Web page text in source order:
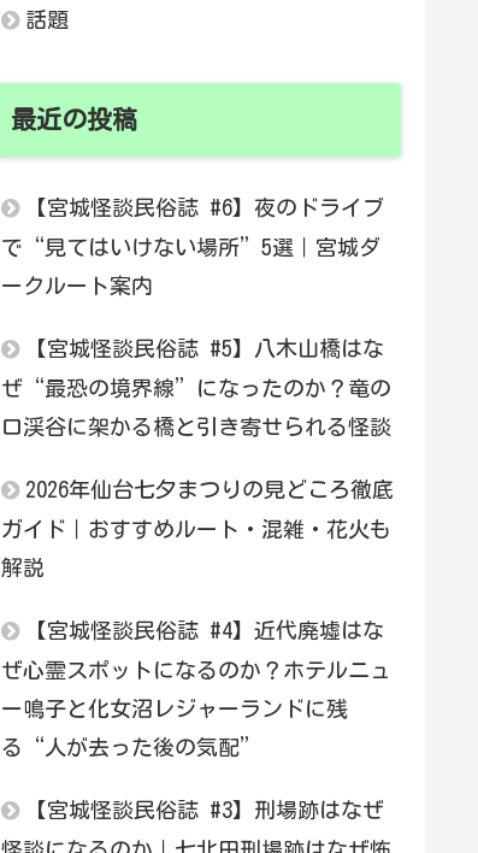
話題
最近の投稿
【宮城怪談民俗誌 #6】夜のドライブ
で“見てはいけない場所”5選｜宮城ダ
ークルート案内
【宮城怪談民俗誌 #5】八木山橋はな
ぜ“最恐の境界線”になったのか？竜の
口渓谷に架かる橋と引き寄せられる怪談
2026年仙台七夕まつりの見どころ徹底
ガイド｜おすすめルート・混雑・花火も
解説
【宮城怪談民俗誌 #4】近代廃墟はな
ぜ心霊スポットになるのか？ホテルニュ
ー鳴子と化女沼レジャーランドに残
る“人が去った後の気配”
【宮城怪談民俗誌 #3】刑場跡はなぜ